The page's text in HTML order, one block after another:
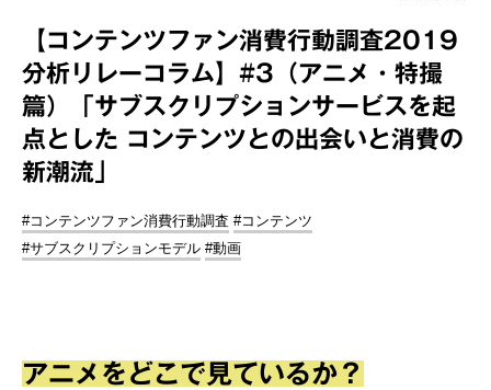
【コンテンツファン消費行動調査2019
分析リレーコラム】#3（アニメ・特撮
篇）「サブスクリプションサービスを起
点とした コンテンツとの出会いと消費の
新潮流」
#コンテンツファン消費行動調査 #コンテンツ
#サブスクリプションモデル #動画
アニメをどこで見ているか？